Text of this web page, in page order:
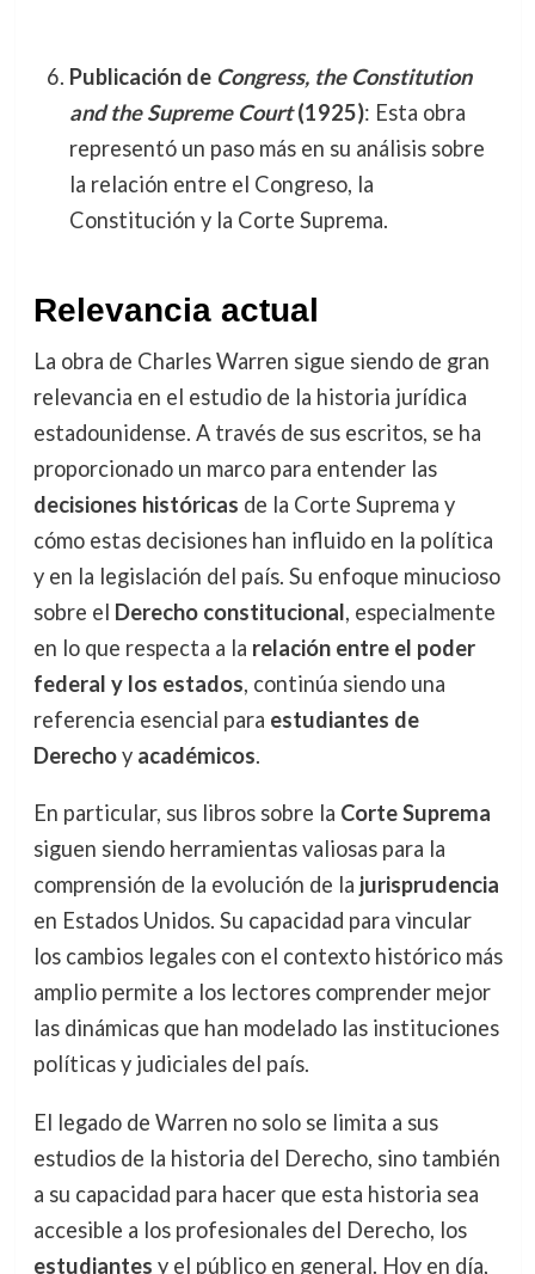
Publicación de Congress, the Constitution
and the Supreme Court(1925): Esta obra
representó un paso más en su análisis sobre
la relación entre el Congreso, la
Constitución y la Corte Suprema.
Relevancia actual
La obra de Charles Warren sigue siendo de gran
relevancia en el estudio de la historia jurídica
estadounidense. A través de sus escritos, se ha
proporcionado un marco para entender las
decisiones históricas de la Corte Suprema y
cómo estas decisiones han influido en la política
y en la legislación del país. Su enfoque minucioso
sobre el Derecho constitucional, especialmente
en lo que respecta a la relación entre el poder
federal y los estados, continúa siendo una
referencia esencial para estudiantes de
Derechoy académicos.
En particular, sus libros sobre la Corte Suprema
siguen siendo herramientas valiosas para la
comprensión de la evolución de la jurisprudencia
en Estados Unidos. Su capacidad para vincular
los cambios legales con el contexto histórico más
amplio permite a los lectores comprender mejor
las dinámicas que han modelado las instituciones
políticas y judiciales del país.
El legado de Warren no solo se limita a sus
estudios de la historia del Derecho, sino también
a su capacidad para hacer que esta historia sea
accesible a los profesionales del Derecho, los
estudiantes y el público en general. Hoy en día,